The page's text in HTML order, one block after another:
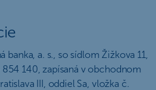
banka, a. s., so sídlom Žižkova 11,
854 140, zapísaná v obchodnom
III, oddiel Sa, vložka č.